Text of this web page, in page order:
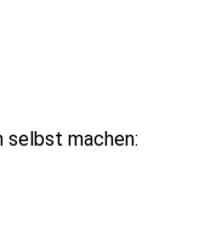
selbst machen: